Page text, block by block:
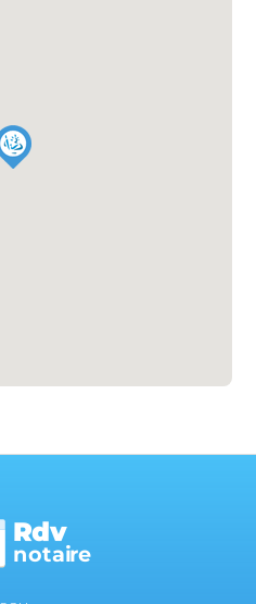
notaire
Rdv